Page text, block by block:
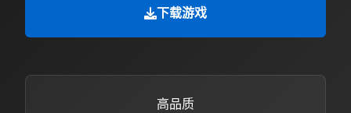
下载游戏
高品质